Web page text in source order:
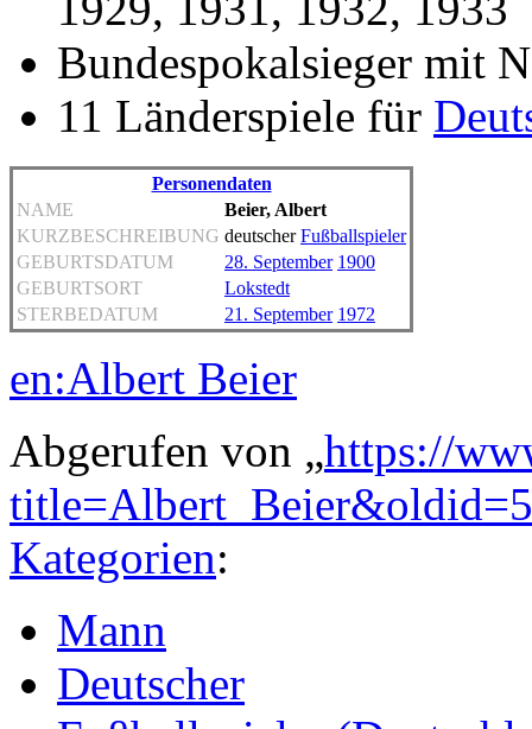
Bundespokalsieger mit
11 Länderspiele für
Personendaten
NAME
Beier, Albert
KURZBESCHREIBUNG deutscherFußballspieler
GEBURTSDATUM
28. September 1900
GEBURTSORT
Lokstedt
STERBEDATUM
21. September 1972
en:Albert Beier
Abgerufen von „https://
Kategorien:
Mann
Deutscher